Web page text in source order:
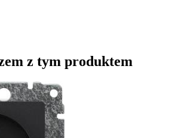
z tym produktem